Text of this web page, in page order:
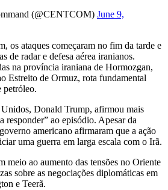
(@CENTCOM) June 9,
os ataques começaram no fim da tarde e
de radar e defesa aérea iranianos.
na província iraniana de Hormozgan,
Estreito de Ormuz, rota fundamental
petróleo.
Unidos, Donald Trump, afirmou mais
responder” ao episódio. Apesar da
americano afirmaram que a ação
uma guerra em larga escala com o Irã.
meio ao aumento das tensões no Oriente
sobre as negociações diplomáticas em
e Teerã.